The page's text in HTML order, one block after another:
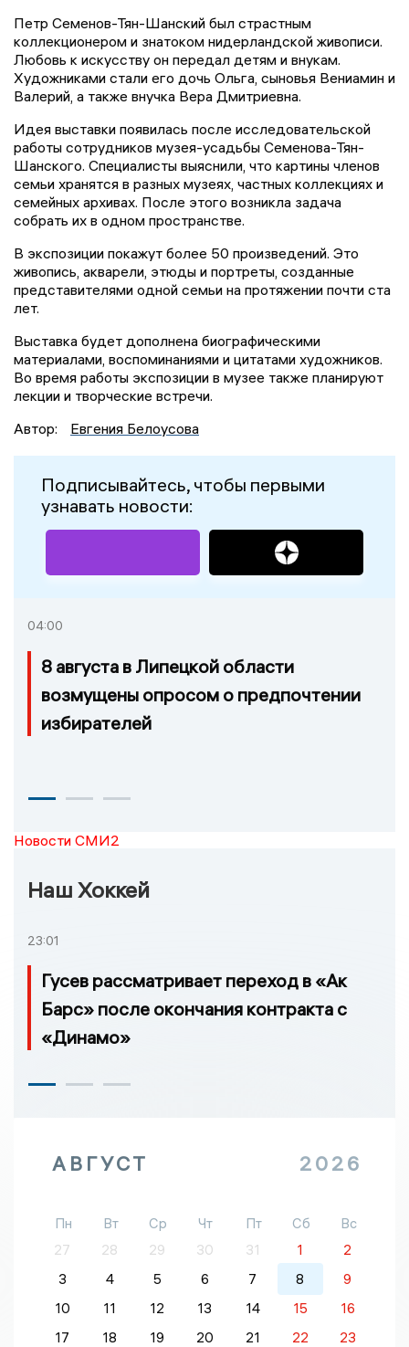
Петр Семенов-Тян-Шанский был страстным
коллекционером и знатоком нидерландской живописи.
Любовь к искусству он передал детям и внукам.
Художниками стали его дочь Ольга, сыновья Вениамин и
Валерий, а также внучка Вера Дмитриевна.
Идея выставки появилась после исследовательской
работы сотрудников музея-усадьбы Семенова-Тян-
Шанского. Специалисты выяснили, что картины членов
семьи хранятся в разных музеях, частных коллекциях и
семейных архивах. После этого возникла задача
собрать их в одном пространстве.
В экспозиции покажут более 50 произведений. Это
живопись, акварели, этюды и портреты, созданные
представителями одной семьи на протяжении почти ста
лет.
Выставка будет дополнена биографическими
материалами, воспоминаниями и цитатами художников.
Во время работы экспозиции в музее также планируют
лекции и творческие встречи.
Автор:
Евгения Белоусова
Подписывайтесь, чтобы первыми
узнавать новости:
04:00
8 августа в Липецкой области
возмущены опросом о предпочтении
избирателей
Новости СМИ2
Наш Хоккей
23:01
Гусев рассматривает переход в «Ак
Барс» после окончания контракта с
«Динамо»
АВГУСТ 2026
Пн Вт Ср Чт Пт Сб
Вс
27
28 29 30 31 1
2
3
4 5 6 7 8
9
10
11 12 13 14 15
16
17
18 19 20 21 22 23